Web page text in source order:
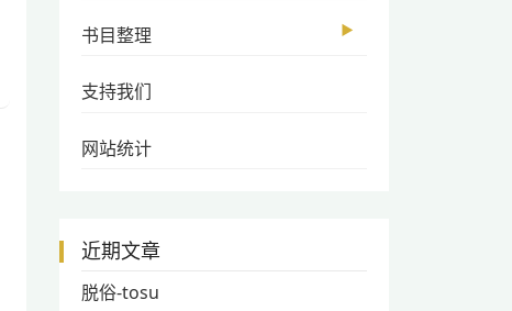
书目整理 ▶
支持我们
网站统计
近期文章
脱俗-tosu